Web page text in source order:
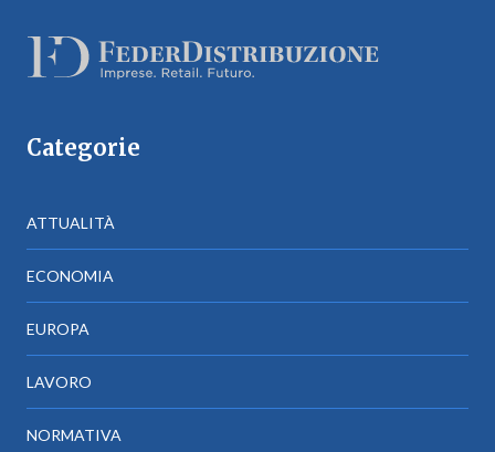
Categorie
ATTUALITÀ
ECONOMIA
EUROPA
LAVORO
NORMATIVA